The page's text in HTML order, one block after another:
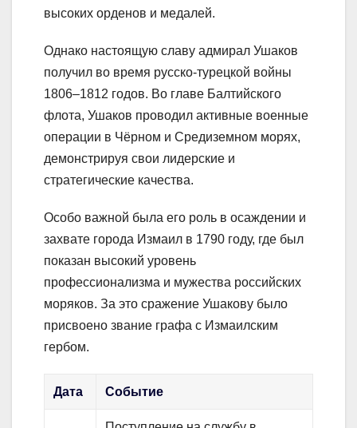
высоких орденов и медалей.
Однако настоящую славу адмирал Ушаков
получил во время русско-турецкой войны
1806–1812 годов. Во главе Балтийского
флота, Ушаков проводил активные военные
операции в Чёрном и Средиземном морях,
демонстрируя свои лидерские и
стратегические качества.
Особо важной была его роль в осаждении и
захвате города Измаил в 1790 году, где был
показан высокий уровень
профессионализма и мужества российских
моряков. За это сражение Ушакову было
присвоено звание графа с Измаилским
гербом.
Дата Событие